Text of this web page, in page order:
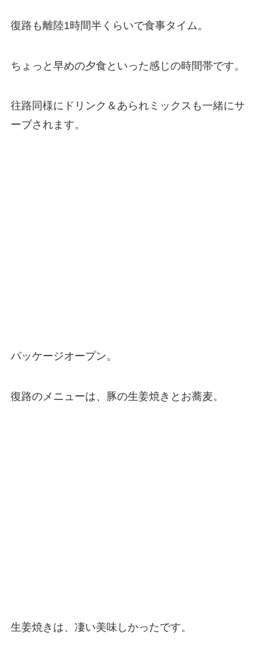
復路も離陸1時間半くらいで食事タイム。
ちょっと早めの夕食といった感じの時間帯です。
往路同様にドリンク＆あられミックスも一緒にサ
ーブされます。
パッケージオープン。
復路のメニューは、豚の生姜焼きとお蕎麦。
生姜焼きは、凄い美味しかったです。